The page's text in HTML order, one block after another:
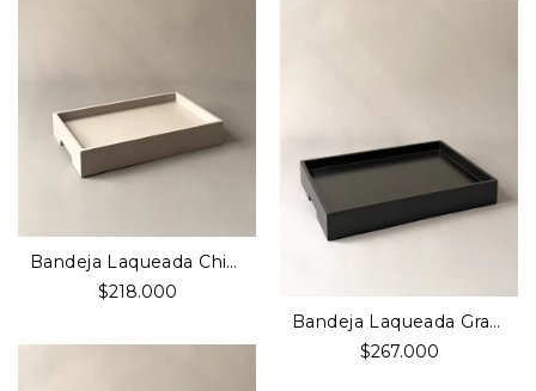
Bandeja Laqueada Chica Visón
$218.000
Bandeja Laqueada Grande Negro
$267.000